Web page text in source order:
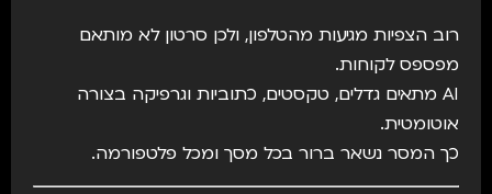
רוב הצפיות מגיעות מהטלפון, ולכן סרטון לא מותאם
מפספס לקוחות.
AI מתאים גדלים, טקסטים, כתוביות וגרפיקה בצורה
אוטומטית.
כך המסר נשאר ברור בכל מסך ומכל פלטפורמה.